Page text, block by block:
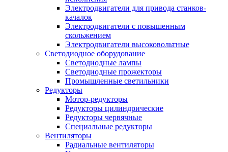
Электродвигатели для привода станков-
качалок
Электродвигатели с повышенным
скольжением
Электродвигатели высоковольтные
Светодиодное оборудование
Светодиодные лампы
Светодиодные прожекторы
Промышленные светильники
Редукторы
Мотор-редукторы
Редукторы цилиндрические
Редукторы червячные
Специальные редукторы
Вентиляторы
Радиальные вентиляторы